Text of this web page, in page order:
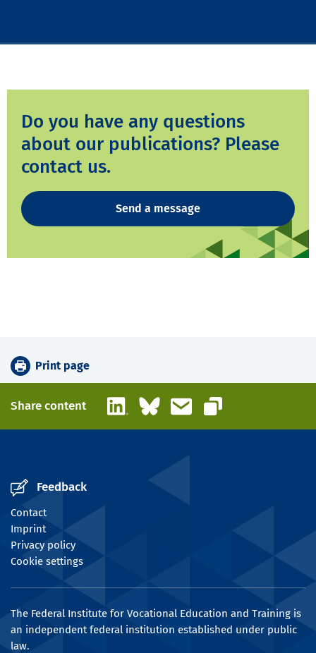
Do you have any questions
about our publications? Please
contact us.
Send a message
Print page
Share content LinkedInBlueskyEmail
Copy link
Feedback
Contact
Imprint
Privacy policy
Cookie settings
The Federal Institute for Vocational Education and Training is
an independent federal institution established under public
law.